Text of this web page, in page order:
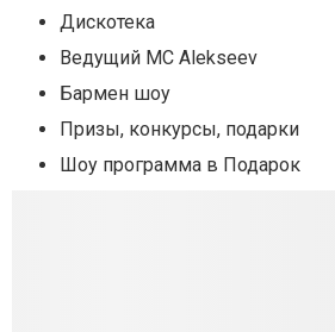
Дискотека
Ведущий MC Alekseev
Бармен шоу
Призы, конкурсы, подарки
Шоу программа в Подарок